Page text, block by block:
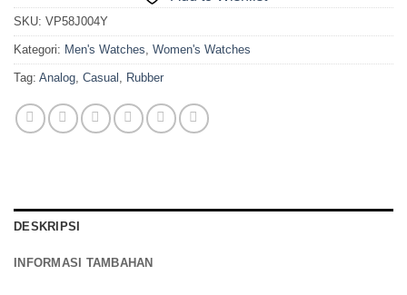
SKU: VP58J004Y
Kategori: Men's Watches Women's Watches
Tag: Analog Casual Rubber
DESKRIPSI
INFORMASI TAMBAHAN